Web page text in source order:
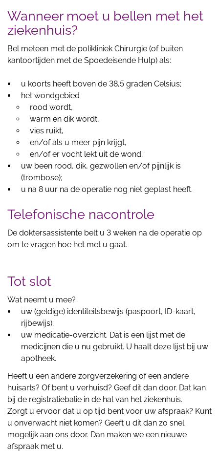
Wanneer moet u bellen met het
ziekenhuis?
Bel meteen met de polikliniek Chirurgie (of buiten
kantoortijden met de Spoedeisende Hulp) als:
u koorts heeft boven de 38,5 graden Celsius;
het wondgebied
rood wordt,
warm en dik wordt,
vies ruikt,
en/of als u meer pijn krijgt,
en/of er vocht lekt uit de wond;
uw been rood, dik, gezwollen en/of pijnlijk is
(trombose);
u na 8 uur na de operatie nog niet geplast heeft.
Telefonische nacontrole
De doktersassistente belt u 3 weken na de operatie op
om te vragen hoe het met u gaat.
Tot slot
Wat neemt u mee?
uw (geldige) identiteitsbewijs (paspoort, ID-kaart,
rijbewijs);
uw medicatie-overzicht. Dat is een lijst met de
medicijnen die u nu gebruikt. U haalt deze lijst bij uw
apotheek.
Heeft u een andere zorgverzekering of een andere
huisarts? Of bent u verhuisd? Geef dit dan door. Dat kan
bij de registratiebalie in de hal van het ziekenhuis.
Zorgt u ervoor dat u op tijd bent voor uw afspraak? Kunt
u onverwacht niet komen? Geeft u dit dan zo snel
mogelijk aan ons door. Dan maken we een nieuwe
afspraak met u.